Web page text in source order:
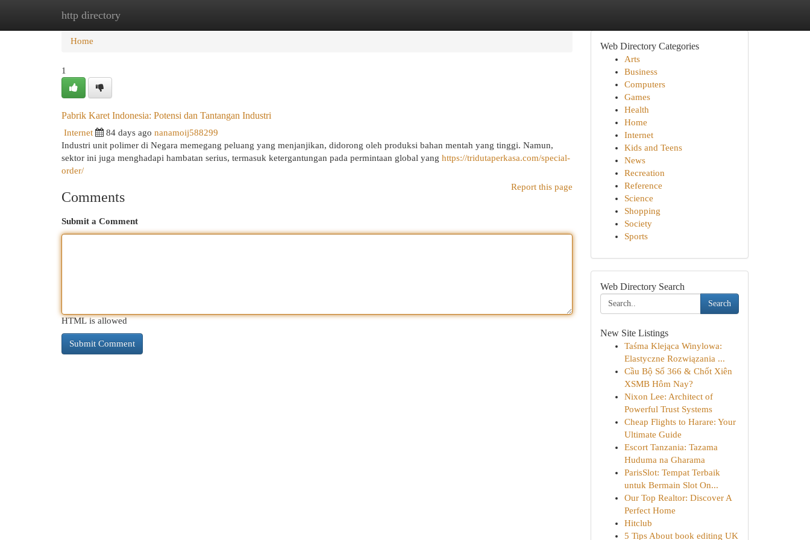
http directory
Home
Home
1
Pabrik Karet Indonesia: Potensi dan Tantangan Industri
Internet 84 days ago nanamoij588299
Industri unit polimer di Negara memegang peluang yang menjanjikan, didorong oleh produksi bahan mentah yang tinggi. Namun,
sektor ini juga menghadapi hambatan serius, termasuk ketergantungan pada permintaan global yang https://tridutaperkasa.com/special-
order/
Report this page
Comments
Submit a Comment
HTML is allowed
Web Directory Categories
Arts
Business
Computers
Games
Health
Home
Internet
Kids and Teens
News
Recreation
Reference
Science
Shopping
Society
Sports
Web Directory Search
Search
New Site Listings
Taśma Klejąca Winylowa:
Elastyczne Rozwiązania ...
Cầu Bộ Số 366 & Chốt Xiên
XSMB Hôm Nay?
Nixon Lee: Architect of
Powerful Trust Systems
Cheap Flights to Harare: Your
Ultimate Guide
Escort Tanzania: Tazama
Huduma na Gharama
ParisSlot: Tempat Terbaik
untuk Bermain Slot On...
Our Top Realtor: Discover A
Perfect Home
Hitclub
5 Tips About book editing UK